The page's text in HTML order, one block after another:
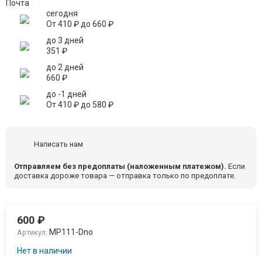
Почта
сегодня
От 410 ₽ до 660 ₽
до 3 дней
351 ₽
до 2 дней
660 ₽
до -1 дней
От 410 ₽ до 580 ₽
Написать нам
Отправляем без предоплаты (наложенным платежом). Если
доставка дороже товара — отправка только по предоплате.
600₽
Артикул: MP111-Dno
Нет в наличии